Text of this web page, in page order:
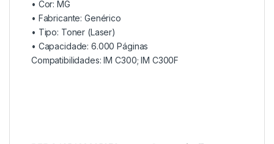
• Cor:MG
• Fabricante:Genérico
• Tipo: Toner (Laser)
• Capacidade:6.000 Páginas
Compatibilidades: IM C300; IM C300F